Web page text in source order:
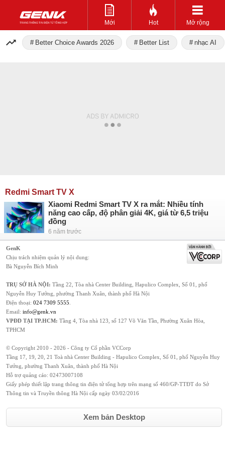
Mới Hot Mở rộng
Better Choice Awards 2026 Better List nhạc AI
Redmi Smart TV X
Xiaomi Redmi Smart TV X ra mắt: Nhiều tính
năng cao cấp, độ phân giải 4K, giá từ 6,5 triệu
đồng
6 năm trước
GenK
Chịu trách nhiệm quản lý nội dung:
Bà Nguyễn Bích Minh
TRỤ SỞ HÀ NỘI: Tầng 22, Tòa nhà Center Building, Hapulico Complex, Số 01, phố
Nguyễn Huy Tưởng, phường Thanh Xuân, thành phố Hà Nội
Điện thoại: 024 7309 5555
Email: info@genk.vn
VPĐD TẠI TP.HCM: Tầng 4, Tòa nhà 123, số 127 Võ Văn Tần, Phường Xuân Hòa,
TPHCM
© Copyright 2010 - 2026 - Công ty Cổ phần VCCorp
Tầng 17, 19, 20, 21 Toà nhà Center Building - Hapulico Complex, Số 01, phố Nguyễn Huy
Tưởng, phường Thanh Xuân, thành phố Hà Nội
Hỗ trợ quảng cáo: 02473007108
Giấy phép thiết lập trang thông tin điện tử tổng hợp trên mạng số 460/GP-TTĐT do Sở
Thông tin và Truyền thông Hà Nội cấp ngày 03/02/2016
Xem bản Desktop